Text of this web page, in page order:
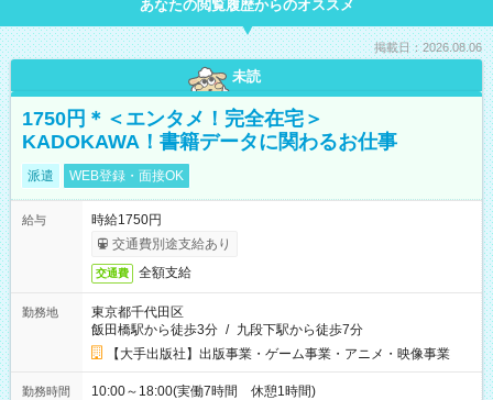
あなたの閲覧履歴からのオススメ
掲載日：2026.08.06
未読
1750円＊＜エンタメ！完全在宅＞
KADOKAWA！書籍データに関わるお仕事
派遣 WEB登録・面接OK
給与
時給1750円
交通費別途支給あり
交通費 全額支給
勤務地
東京都千代田区
飯田橋駅から徒歩3分 / 九段下駅から徒歩7分
【大手出版社】出版事業・ゲーム事業・アニメ・映像事業
勤務時間 10:00～18:00(実働7時間 休憩1時間)